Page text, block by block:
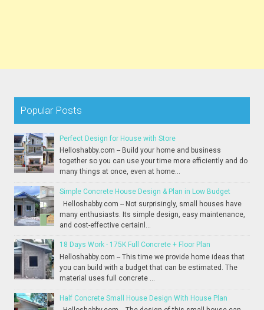
Popular Posts
Perfect Design for House with Store
Helloshabby.com -- Build your home and business
together so you can use your time more efficiently and do
many things at once, even at home...
Simple Concrete House Design & Plan in Low Budget
Helloshabby.com -- Not surprisingly, small houses have
many enthusiasts. Its simple design, easy maintenance,
and cost-effective certainl...
18 Days Work - 175K Full Concrete + Floor Plan
Helloshabby.com -- This time we provide home ideas that
you can build with a budget that can be estimated. The
material uses full concrete ...
Half Concrete Small House Design With House Plan